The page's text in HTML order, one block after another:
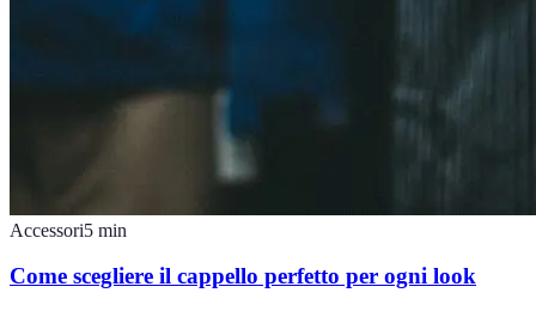
Accessori5 min
Come scegliere il cappello perfetto per ogni look